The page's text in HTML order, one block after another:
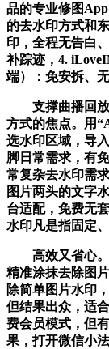
品的专业修图
的去水印方式和
印，全程无告白
补踪迹，4.
端）：免安拆、无
支撑曲播回放
方式的焦点。用
选水印区域，导
脚日常需求，有
常复杂去水印需
图片两头的文字
台适配，免费无
水印凡是指固定
高效又省心。
精准涂抹去除图
除简单图片水印
但结果出众，适
费会员模式，但
果，打开微信小